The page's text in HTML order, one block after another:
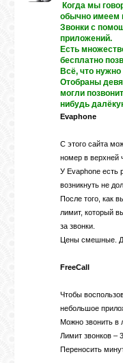
Когда мы
обычно имеем
Звонки с
приложений.
Есть
бесплатно
Всё, что
Отобраны
могли
нибудь
Evaphone
С этого сайта
номер в верхней
У Evaphone есть
возникнуть не
После того, как
лимит, который
за звонки.
Цены смешные.
FreeCall
Чтобы
небольшое
Можно звонить в
Лимит звонков –
Переносить